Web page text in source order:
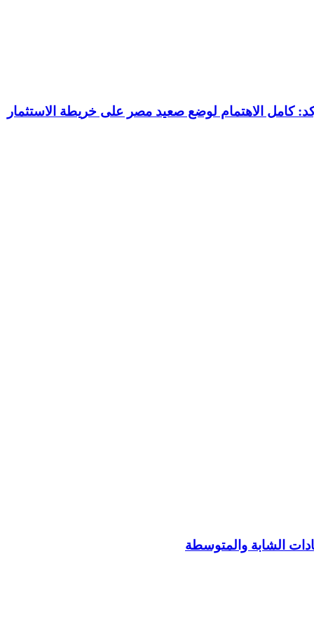
المعدنية يتفقد استئناف أعمال الحفر بحقل البركة في أسوان بعد توقف منذ عام 2022.. ويؤكد: كامل الاهتمام لوضع صعيد مصر على خريطة الاستثمار